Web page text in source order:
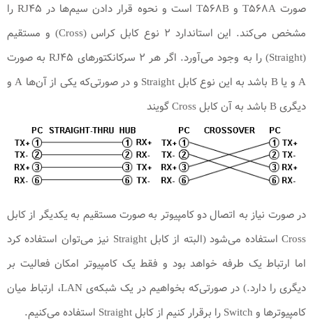
صورت T۵۶۸A و T۵۶۸B است و نحوه قرار دادن سیم‌ها در RJ۴۵ را
مشخص می‌کند. این استاندارد ۲ نوع کابل کراس (Cross) و مستقیم
(Straight) را به وجود می‌آورد. اگر هر ۲ سرکانکتورهای RJ۴۵ به صورت
A و یا B باشد به این نوع کابل Straight و در صورتی‌که یکی از آن‌ها A و
دیگری B باشد به آن کابل Cross گویند
در صورت نیاز به اتصال دو کامپیوتر به صورت مستقیم به یکدیگر از کابل
Cross استفاده می‌شود (البته از کابل Straight نیز می‌توان استفاده کرد
اما ارتباط یک طرفه خواهد بود و فقط یک کامپیوتر امکان فعالیت بر
دیگری را دارد.) در صورتی‌که بخواهیم در یک شبکه‌ی LAN، ارتباط میان
کامپیوترها و Switch را برقرار کنیم از کابل Straight استفاده می‌کنیم.